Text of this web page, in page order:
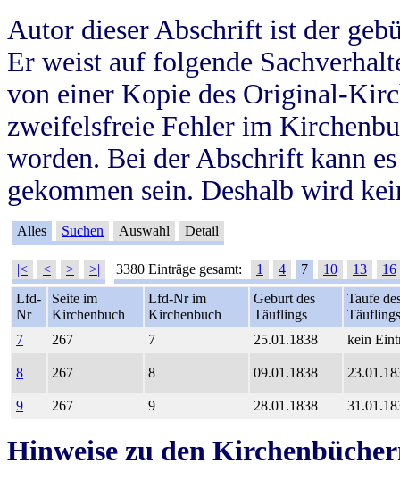
Autor dieser Abschrift ist der
Er weist auf folgende
von einer Kopie des Original-
zweifelsfreie Fehler im
worden. Bei der Abschrift kann
gekommen sein. Deshalb wird
Alles Suchen Auswahl Detail
|< < > >| 3380 Einträge gesamt: 1 4 7 10 13
16
Lfd-
Nr
Seite im
Kirchenbuch
Lfd-Nr im
Kirchenbuch
Geburt des
Täuflings
Taufe
Täuflings
7
267 7 25.01.1838 kein
8 267 8 09.01.1838
9 267 9 28.01.1838
Hinweise zu den